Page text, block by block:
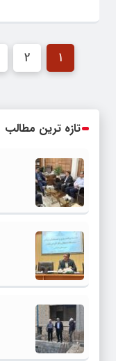
1
2
تازه ترین مطالب